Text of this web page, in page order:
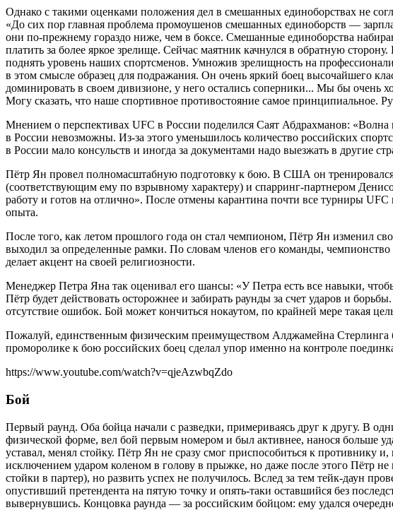
Однако с такими оценками положения дел в смешанных единоборствах не
«До сих пор главная проблема промоушенов смешанных единоборств —
они по-прежнему гораздо ниже, чем в боксе. Смешанные единоборства
платить за более яркое зрелище. Сейчас маятник качнулся в обратную
поднять уровень наших спортсменов. Умножив зрелищность на
в этом смысле образец для подражания. Он очень яркий боец высочайшего
доминировать в своем дивизионе, у него остались соперники... Мы бы
Могу сказать, что наше спортивное противостояние самое принципиальное.
Мнением о перспективах UFC в России поделился Саят Абдрахманов:
в России невозможны. Из-за этого уменьшилось количество российских
в России мало консульств и иногда за документами надо выезжать в другие
Пётр Ян провел полномасштабную подготовку к бою. В США он
(соответствующим ему по взрывному характеру) и спарринг-партнером
работу и готов на отлично». После отмены карантина почти все турниры
опыта.
После того, как летом прошлого года он стал чемпионом, Пётр Ян изменил
выходил за определенные рамки. По словам членов его команды,
делает акцент на своей религиозности.
Менеджер Петра Яна так оценивал его шансы: «У Петра есть все навыки,
Пётр будет действовать осторожнее и забирать раунды за счет ударов и
отсутствие ошибок. Бой может кончиться нокаутом, по крайней мере такая
Пожалуй, единственным физическим преимуществом Алджамейна
проморолике к бою российских боец сделал упор именно на контроле
https://www.youtube.com/watch?v=qjeAzwbqZdo
Бой
Первый раунд. Оба бойца начали с разведки, примериваясь друг к другу. В
физической форме, вел бой первым номером и был активнее, нанося больше
уставал, менял стойку. Пётр Ян не сразу смог приспособиться к
исключением ударом коленом в голову в прыжке, но даже после этого Пётр
стойки в партер), но развить успех не получилось. Вслед за тем тейк-даун
опустивший претендента на пятую точку и опять-таки оставшийся без
вывернувшись. Концовка раунда — за российским бойцом: ему удался